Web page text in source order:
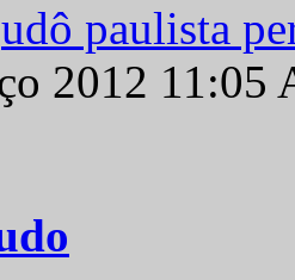
paulista
2012